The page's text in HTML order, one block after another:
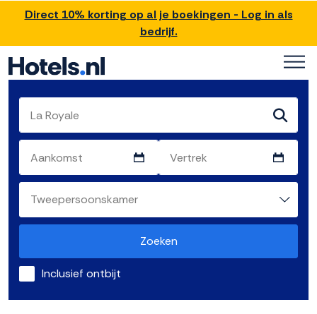
Direct 10% korting op al je boekingen - Log in als
bedrijf.
Zoeken
Inclusief ontbijt